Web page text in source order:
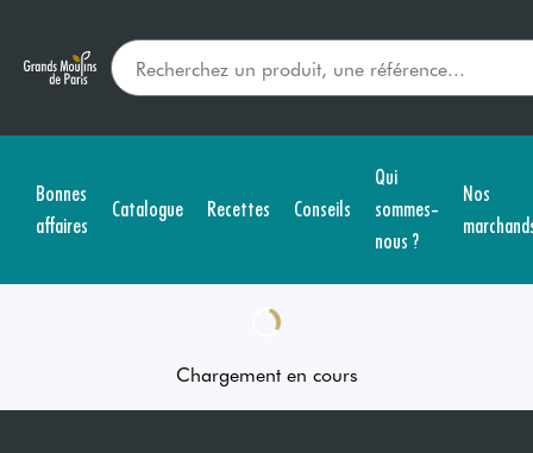
Bonnes
affaires
Catalogue Recettes Conseils
Qui
sommes-
nous ?
Nos
Chargement en cours